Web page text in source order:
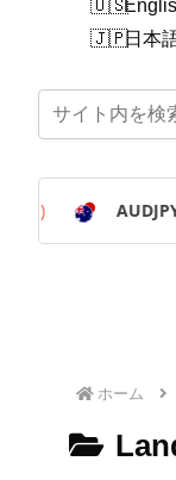
日本
ホーム